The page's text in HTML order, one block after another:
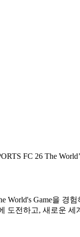
World's Game을
도전하고, 새로운